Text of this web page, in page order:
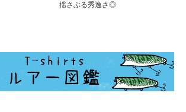
揺さぶる秀逸さ◎